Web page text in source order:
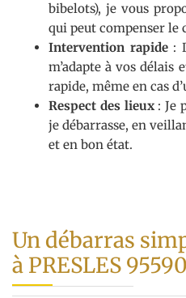
bibelots), je vous
qui peut compenser le
Intervention rapide:
m’adapte à vos
rapide, même en cas
Respect des lieux: Je
je débarrasse, en
et en bon état.
Un débarras
à PRESLES 95590